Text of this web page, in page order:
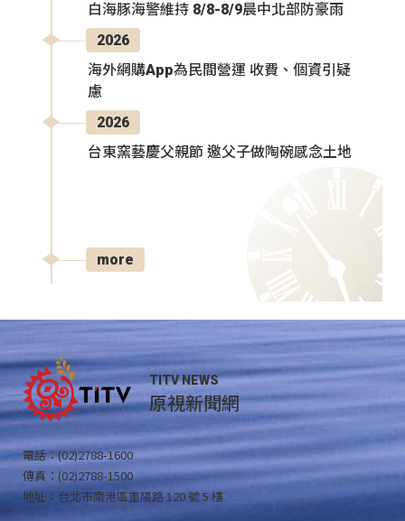
白海豚海警維持 8/8-8/9晨中北部防豪雨
2026
海外網購App為民間營運 收費、個資引疑
慮
2026
台東窯藝慶父親節 邀父子做陶碗感念土地
more
TITV NEWS
原視新聞網
電話：(02)2788-1600
傳真：(02)2788-1500
地址：台北市南港區重陽路 120 號 5 樓